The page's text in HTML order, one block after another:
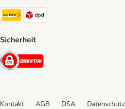
Die Post Shipping Method
Sicherheit
Security
Kontakt AGB DSA Datenschutz